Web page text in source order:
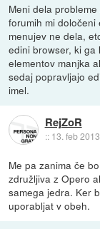
Meni dela
forumih mi
menujev ne dela,
edini browser, ki
elementov manjka
sedaj popravljajo
imel.
RejZoR
:: 13. feb
Me pa zanima če
združljiva z Opero
samega jedra. Ker
uporabljat v obeh.